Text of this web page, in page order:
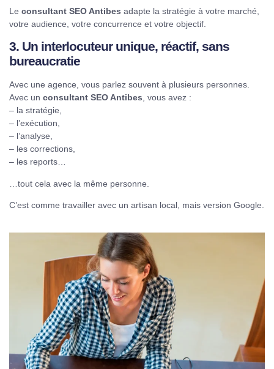
Le consultant SEO Antibes adapte la stratégie à votre marché,
votre audience, votre concurrence et votre objectif.
3. Un interlocuteur unique, réactif, sans
bureaucratie
Avec une agence, vous parlez souvent à plusieurs personnes.
Avec un consultant SEO Antibes , vous avez :
– la stratégie,
– l’exécution,
– l’analyse,
– les corrections,
– les reports…
…tout cela avec la même personne.
C’est comme travailler avec un artisan local, mais version Google.